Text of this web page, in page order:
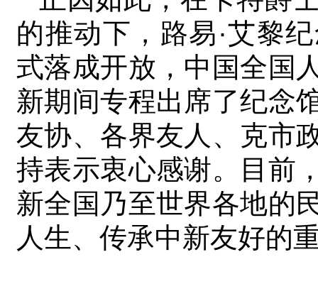
的推动下，路易·艾黎
式落成开放，中国全国
新期间专程出席了纪念
友协、各界友人、克市
持表示衷心感谢。目前
新全国乃至世界各地的
人生、传承中新友好的